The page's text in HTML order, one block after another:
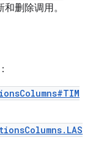
删除调用。